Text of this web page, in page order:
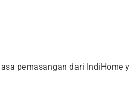
pemasangan dari IndiHome